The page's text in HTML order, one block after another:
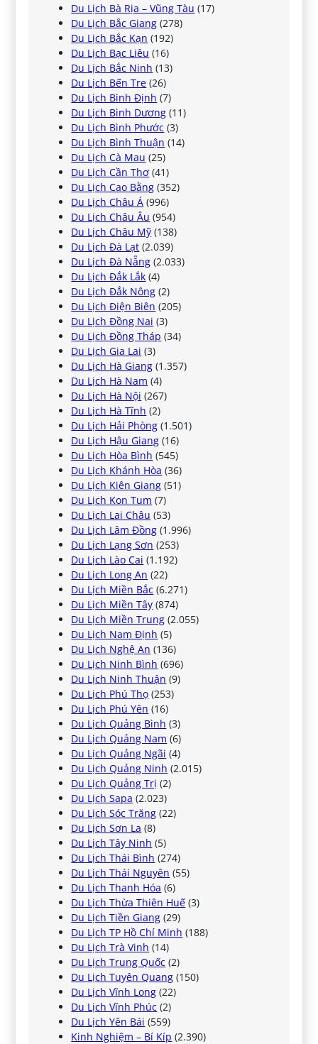
Du Lịch Bà Rịa – Vũng Tàu (17)
Du Lịch Bắc Giang (278)
Du Lịch Bắc Kạn (192)
Du Lịch Bạc Liêu (16)
Du Lịch Bắc Ninh (13)
Du Lịch Bến Tre (26)
Du Lịch Bình Định (7)
Du Lịch Bình Dương (11)
Du Lịch Bình Phước (3)
Du Lịch Bình Thuận (14)
Du Lịch Cà Mau (25)
Du Lịch Cần Thơ (41)
Du Lịch Cao Bằng (352)
Du Lịch Châu Á (996)
Du Lịch Châu Âu (954)
Du Lịch Châu Mỹ (138)
Du Lịch Đà Lạt (2.039)
Du Lịch Đà Nẵng (2.033)
Du Lịch Đắk Lắk (4)
Du Lịch Đắk Nông (2)
Du Lịch Điện Biên (205)
Du Lịch Đồng Nai (3)
Du Lịch Đồng Tháp (34)
Du Lịch Gia Lai (3)
Du Lịch Hà Giang (1.357)
Du Lịch Hà Nam (4)
Du Lịch Hà Nội (267)
Du Lịch Hà Tĩnh (2)
Du Lịch Hải Phòng (1.501)
Du Lịch Hậu Giang (16)
Du Lịch Hòa Bình (545)
Du Lịch Khánh Hòa (36)
Du Lịch Kiên Giang (51)
Du Lịch Kon Tum (7)
Du Lịch Lai Châu (53)
Du Lịch Lâm Đồng (1.996)
Du Lịch Lạng Sơn (253)
Du Lịch Lào Cai (1.192)
Du Lịch Long An (22)
Du Lịch Miền Bắc (6.271)
Du Lịch Miền Tây (874)
Du Lịch Miền Trung (2.055)
Du Lịch Nam Định (5)
Du Lịch Nghệ An (136)
Du Lịch Ninh Bình (696)
Du Lịch Ninh Thuận (9)
Du Lịch Phú Thọ (253)
Du Lịch Phú Yên (16)
Du Lịch Quảng Bình (3)
Du Lịch Quảng Nam (6)
Du Lịch Quảng Ngãi (4)
Du Lịch Quảng Ninh (2.015)
Du Lịch Quảng Trị (2)
Du Lịch Sapa (2.023)
Du Lịch Sóc Trăng (22)
Du Lịch Sơn La (8)
Du Lịch Tây Ninh (5)
Du Lịch Thái Bình (274)
Du Lịch Thái Nguyên (55)
Du Lịch Thanh Hóa (6)
Du Lịch Thừa Thiên Huế (3)
Du Lịch Tiền Giang (29)
Du Lịch TP Hồ Chí Minh (188)
Du Lịch Trà Vinh (14)
Du Lịch Trung Quốc (2)
Du Lịch Tuyên Quang (150)
Du Lịch Vĩnh Long (22)
Du Lịch Vĩnh Phúc (2)
Du Lịch Yên Bái (559)
Kinh Nghiệm – Bí Kíp (2.390)